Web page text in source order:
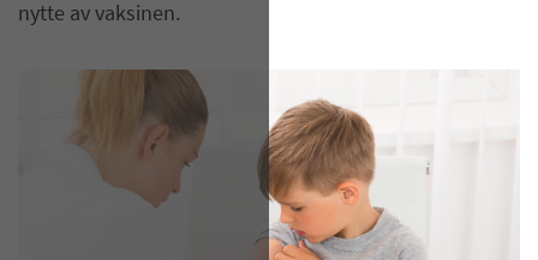
nytte av vaksinen.